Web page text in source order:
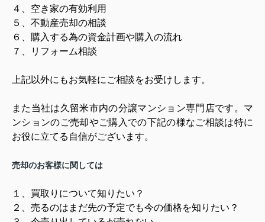
４、空き家の有効利用
５、不動産売却の相談
６、購入する為の資金計画や購入の流れ
７、リフォーム相談
上記以外にもお気軽にご相談をお受けします。
また当社は久留米市内の分譲マンション専門店です。マ
ンションのご売却やご購入での下記の様なご相談は特に
お役に立てる自信がございます。
売却のお客様に関しては
１、買取りについて知りたい？
２、売るのはまだ先の予定でも今の価格を知りたい？